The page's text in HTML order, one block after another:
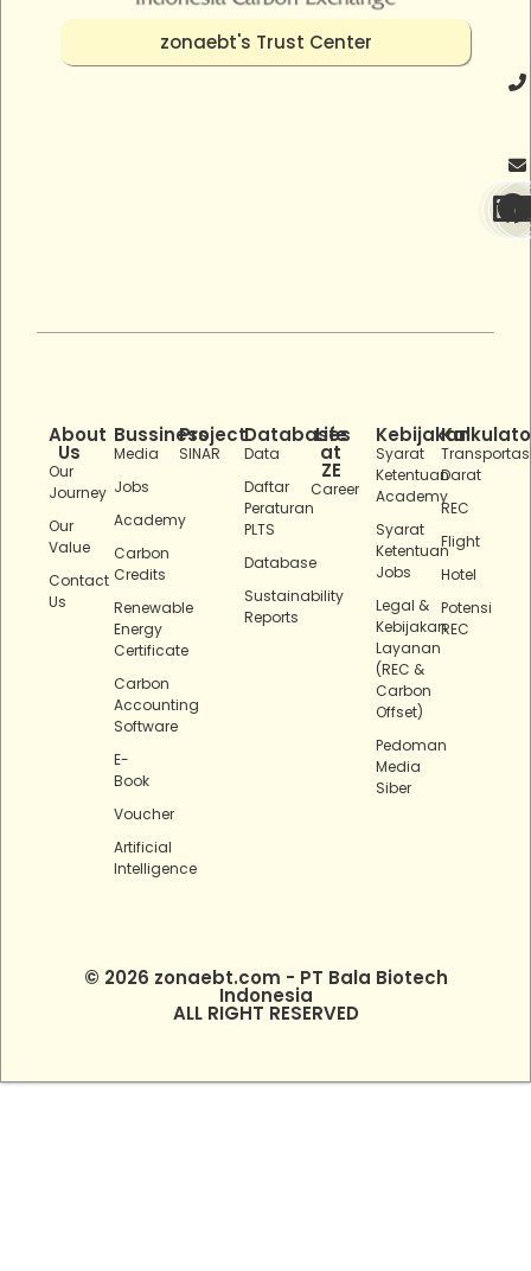
zonaebt's Trust Center
About
Us
Our
Journey
Our
Value
Contact
Us
Bussiness
Media
Jobs
Academy
Carbon
Credits
Renewable
Energy
Certificate
Carbon
Accounting
Software
E-
Book
Voucher
Artificial
Intelligence
Project
SINAR
Databases
Data
Daftar
Peraturan
PLTS
Database
Sustainability
Reports
Life
at
ZE
Career
Kebijakan
Syarat
Ketentuan
Academy
Syarat
Ketentuan
Jobs
Legal &
Kebijakan
Layanan
(REC &
Carbon
Offset)
Pedoman
Media
Siber
Darat
REC
Flight
Hotel
Potensi
REC
© 2026 zonaebt.com - PT Bala Biotech
Indonesia
ALL RIGHT RESERVED